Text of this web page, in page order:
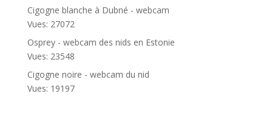
Cigogne blanche à Dubné - webcam
Vues: 27072
Osprey - webcam des nids en Estonie
Vues: 23548
Cigogne noire - webcam du nid
Vues: 19197